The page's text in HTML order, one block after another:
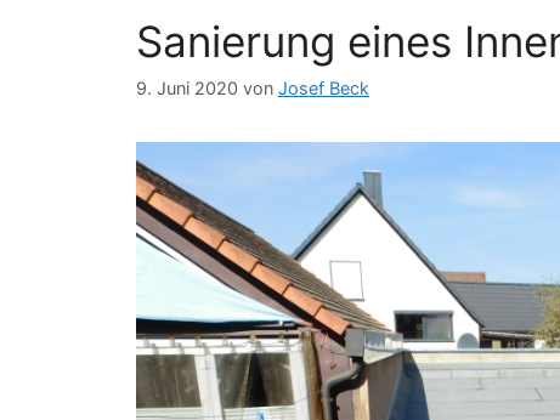
Sanierung eines
9. Juni 2020 von Josef Beck